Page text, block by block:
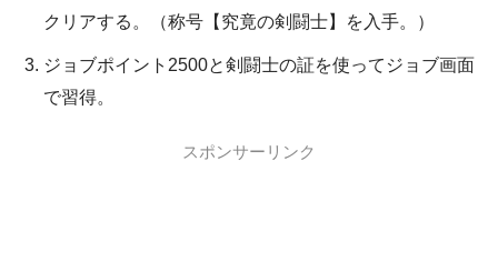
クリアする。（称号【究竟の剣闘士】を入手。）
ジョブポイント2500と剣闘士の証を使ってジョブ画面
で習得。
スポンサーリンク